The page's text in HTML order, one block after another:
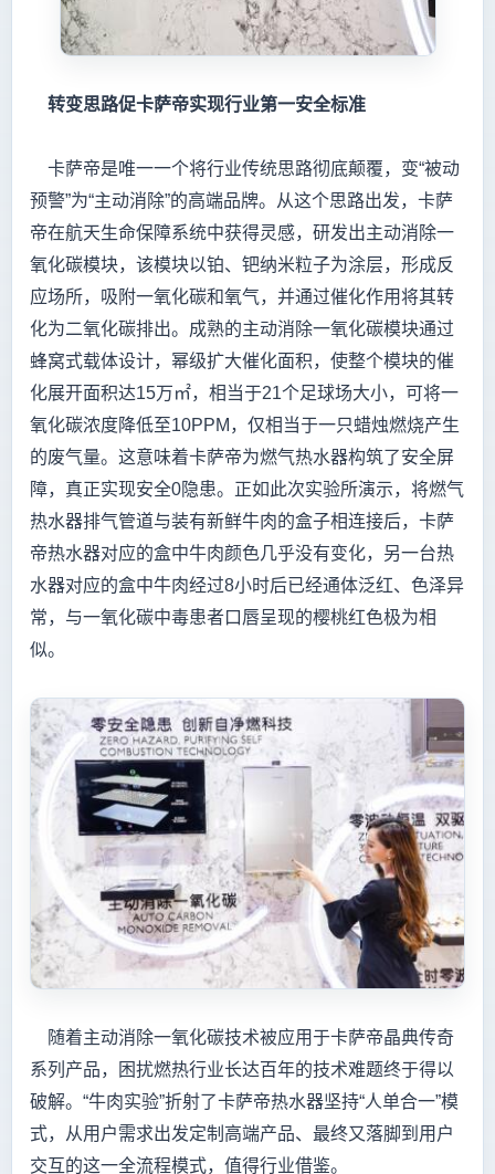
转变思路促卡萨帝实现行业第一安全标准
卡萨帝是唯一一个将行业传统思路彻底颠覆，变“被动
预警”为“主动消除”的高端品牌。从这个思路出发，卡萨
帝在航天生命保障系统中获得灵感，研发出主动消除一
氧化碳模块，该模块以铂、钯纳米粒子为涂层，形成反
应场所，吸附一氧化碳和氧气，并通过催化作用将其转
化为二氧化碳排出。成熟的主动消除一氧化碳模块通过
蜂窝式载体设计，幂级扩大催化面积，使整个模块的催
化展开面积达15万㎡，相当于21个足球场大小，可将一
氧化碳浓度降低至10PPM，仅相当于一只蜡烛燃烧产生
的废气量。这意味着卡萨帝为燃气热水器构筑了安全屏
障，真正实现安全0隐患。正如此次实验所演示，将燃气
热水器排气管道与装有新鲜牛肉的盒子相连接后，卡萨
帝热水器对应的盒中牛肉颜色几乎没有变化，另一台热
水器对应的盒中牛肉经过8小时后已经通体泛红、色泽异
常，与一氧化碳中毒患者口唇呈现的樱桃红色极为相
似。
随着主动消除一氧化碳技术被应用于卡萨帝晶典传奇
系列产品，困扰燃热行业长达百年的技术难题终于得以
破解。“牛肉实验”折射了卡萨帝热水器坚持“人单合一”模
式，从用户需求出发定制高端产品、最终又落脚到用户
交互的这一全流程模式，值得行业借鉴。